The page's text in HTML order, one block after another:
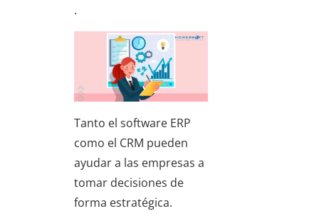
.
Tanto el software ERP
como el CRM pueden
ayudar a las empresas a
tomar decisiones de
forma estratégica.